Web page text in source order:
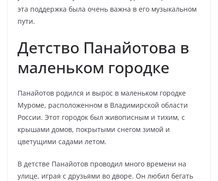
эта поддержка была очень важна в его музыкальном
пути.
Детство Панайотова в
маленьком городке
Панайотов родился и вырос в маленьком городке
Муроме, расположенном в Владимирской области
России. Этот городок был живописным и тихим, с
крышами домов, покрытыми снегом зимой и
цветущими садами летом.
В детстве Панайотов проводил много времени на
улице, играя с друзьями во дворе. Он любил бегать